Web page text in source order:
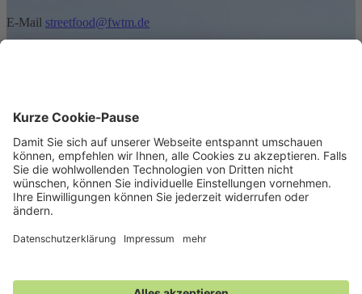
E-Mail streetfood@fwtm.de
Wir freuen uns auf Euren Besuch!
Für Besucher
Kulinarisches
Programm
Für Aussteller
Presse